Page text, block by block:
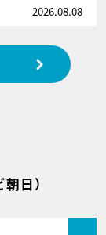
2026.08.08
朝日）